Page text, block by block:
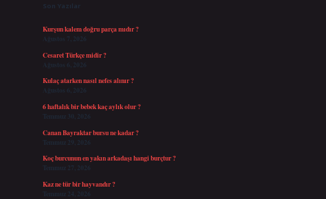
Son Yazılar
Kurşun kalem doğru parça mıdır ?
Ağustos 7, 2026
Cesaret Türkçe midir ?
Ağustos 6, 2026
Kulaç atarken nasıl nefes alınır ?
Ağustos 6, 2026
6 haftalık bir bebek kaç aylık olur ?
Temmuz 30, 2026
Canan Bayraktar bursu ne kadar ?
Temmuz 29, 2026
Koç burcunun en yakın arkadaşı hangi burçtur ?
Temmuz 27, 2026
Kaz ne tür bir hayvandır ?
Temmuz 24, 2026